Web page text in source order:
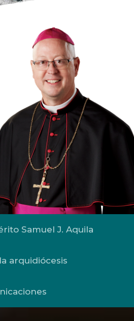
Samuel J. Aquila
arquidiócesis